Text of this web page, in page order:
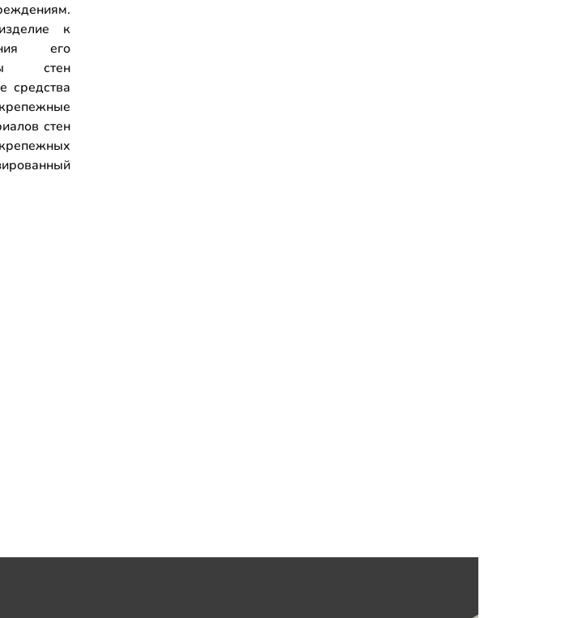
к
его
стен
средства
стен